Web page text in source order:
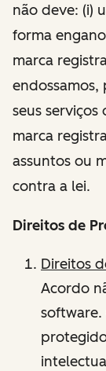
não deve: (i)
forma
marca
endossamos,
seus serviços
marca
assuntos ou
contra a lei.
Direitos de
Direitos
Acordo
software.